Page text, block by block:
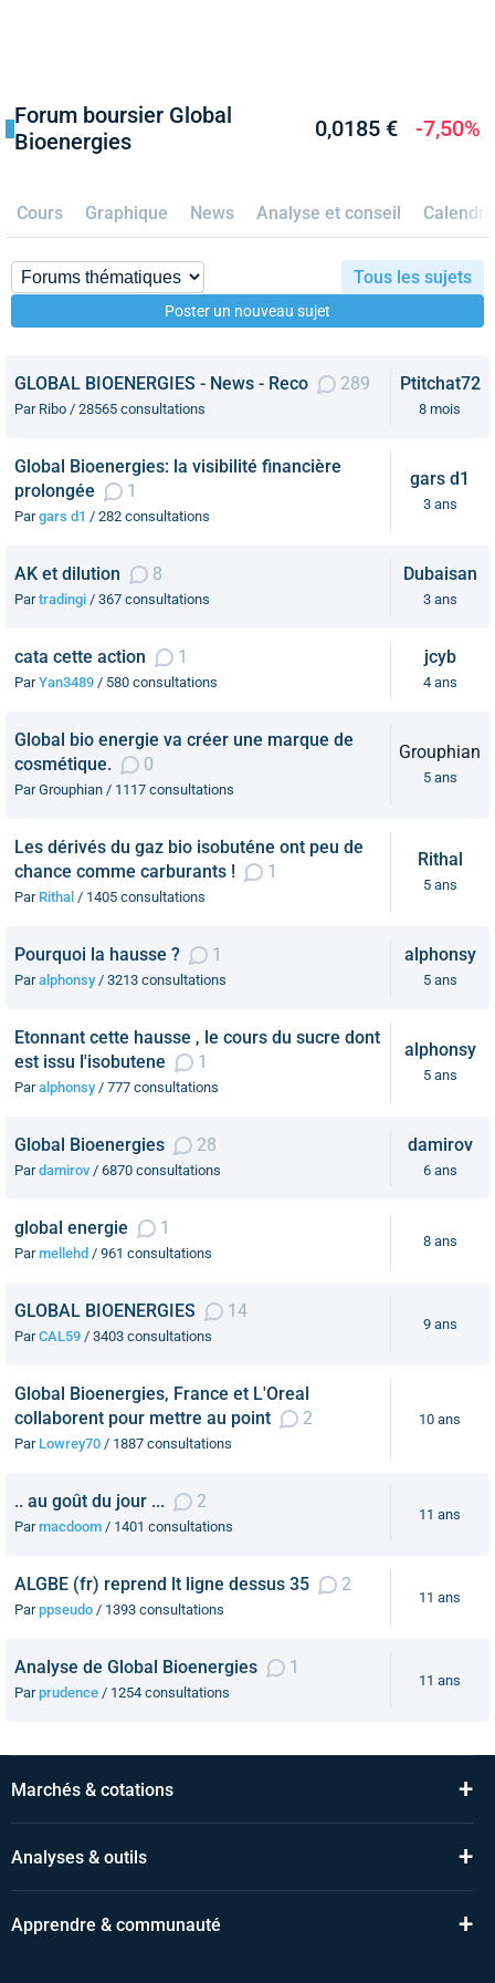
Forum boursier Global
Bioenergies
0,0185 € -7,50%
Cours Graphique News Analyse et conseil
Tous les sujets
Poster un nouveau sujet
GLOBAL BIOENERGIES - News - Reco 289
Par Ribo / 28565 consultations
Ptitchat72
8 mois
Global Bioenergies: la visibilité financière
prolongée
1
Pargars d1 / 282 consultations
gars d1
3 ans
AK et dilution 8
Partradingi / 367 consultations
Dubaisan
3 ans
cata cette action 1
ParYan3489 / 580 consultations
jcyb
4 ans
Global bio energie va créer une marque de
cosmétique.
0
Par Grouphian / 1117 consultations
Grouphian
5 ans
Les dérivés du gaz bio isobuténe ont peu de
chance comme carburants !
1
Par Rithal / 1405 consultations
Rithal
5 ans
Pourquoi la hausse ? 1
Paralphonsy / 3213 consultations
alphonsy
5 ans
Etonnant cette hausse , le cours du sucre dont
est issu l'isobutene
1
Paralphonsy / 777 consultations
alphonsy
5 ans
Global Bioenergies 28
Pardamirov/ 6870 consultations
damirov
6 ans
global energie 1
Parmellehd / 961 consultations
8 ans
GLOBAL BIOENERGIES 14
ParCAL59 / 3403 consultations
9 ans
Global Bioenergies, France et L'Oreal
collaborent pour mettre au point
2
Par Lowrey70 / 1887 consultations
10 ans
.. au goût du jour ... 2
Parmacdoom / 1401 consultations
11 ans
ALGBE (fr) reprend lt ligne dessus 35 2
Parppseudo / 1393 consultations
11 ans
Analyse de Global Bioenergies 1
Parprudence / 1254 consultations
11 ans
Marchés & cotations +
Analyses & outils +
Apprendre & communauté +